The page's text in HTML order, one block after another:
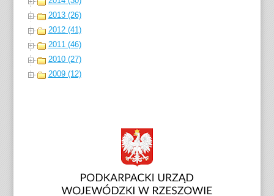
2013 (26)
2012 (41)
2011 (46)
2010 (27)
2009 (12)